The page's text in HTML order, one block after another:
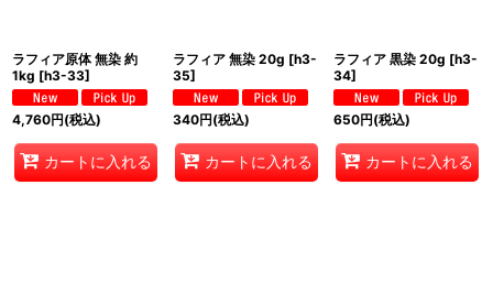
ラフィア原体 無染 約
1kg [h3-33]
4,760円(税込)
カートに入れる
ラフィア 無染 20g [h3-
35]
340円(税込)
カートに入れる
ラフィア 黒染 20g [h3-
34]
650円(税込)
カートに入れる